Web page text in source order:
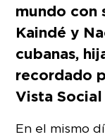
mundo con
Kaindé y
cubanas,
recordado
Vista
En el mismo